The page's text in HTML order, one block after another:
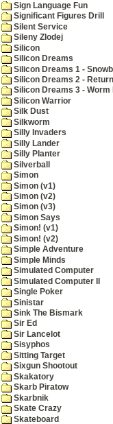
Sign Language Fun
Significant Figures Drill
Silent Service
Sileny Zlodej
Silicon
Silicon Dreams
Silicon Dreams 1 -
Silicon Dreams 2 -
Silicon Dreams 3 - Worm
Silicon Warrior
Silk Dust
Silkworm
Silly Invaders
Silly Lander
Silly Planter
Silverball
Simon
Simon (v1)
Simon (v2)
Simon (v3)
Simon Says
Simon! (v1)
Simon! (v2)
Simple Adventure
Simple Minds
Simulated Computer
Simulated Computer II
Single Poker
Sinistar
Sink The Bismark
Sir Ed
Sir Lancelot
Sisyphos
Sitting Target
Sixgun Shootout
Skakatory
Skarb Piratow
Skarbnik
Skate Crazy
Skateboard